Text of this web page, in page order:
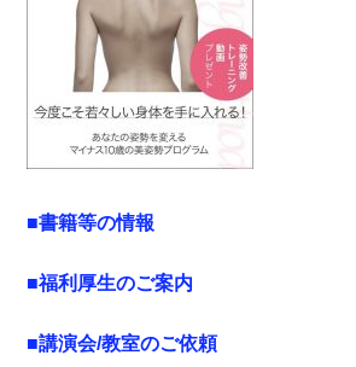
■書籍等の情報
■福利厚生のご案内
■講演会/教室のご依頼